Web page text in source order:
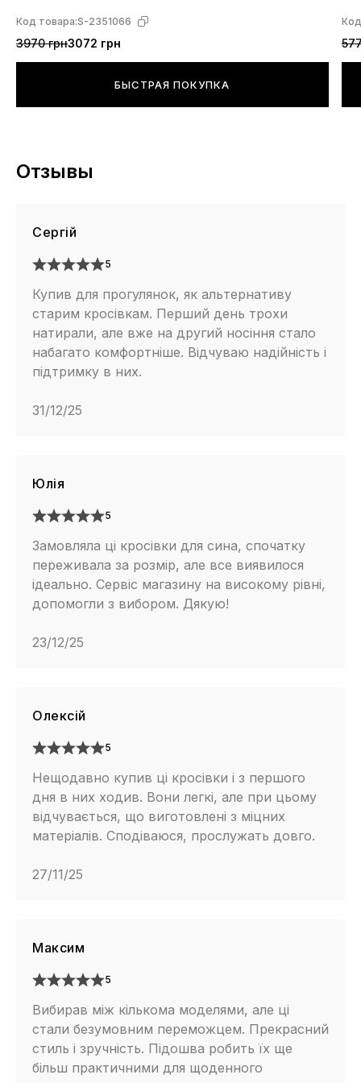
Код товара:S-2351066
3970 грн3072 грн
БЫСТРАЯ ПОКУПКА
Отзывы
Сергій
5
Купив для прогулянок, як альтернативу
старим кросівкам. Перший день трохи
натирали, але вже на другий носіння стало
набагато комфортніше. Відчуваю надійність і
підтримку в них.
31/12/25
Юлія
5
Замовляла ці кросівки для сина, спочатку
переживала за розмір, але все виявилося
ідеально. Сервіс магазину на високому рівні,
допомогли з вибором. Дякую!
23/12/25
Олексій
5
Нещодавно купив ці кросівки і з першого
дня в них ходив. Вони легкі, але при цьому
відчувається, що виготовлені з міцних
матеріалів. Сподіваюся, прослужать довго.
27/11/25
Максим
5
Вибирав між кількома моделями, але ці
стали безумовним переможцем. Прекрасний
стиль і зручність. Підошва робить їх ще
більш практичними для щоденного